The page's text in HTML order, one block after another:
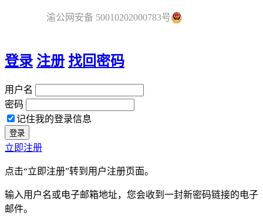
渝公网安备 50010202000783号
登录 注册 找回密码
用户名
密码
记住我的登录信息
立即注册
点击“立即注册”转到用户注册页面。
输入用户名或电子邮箱地址，您会收到一封新密码链接的电子
邮件。